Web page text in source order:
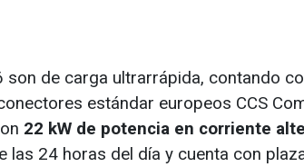
de carga ultrarrápida, contando
estándar europeos CCS
22 kW de potencia en corriente
las 24 horas del día y cuenta con